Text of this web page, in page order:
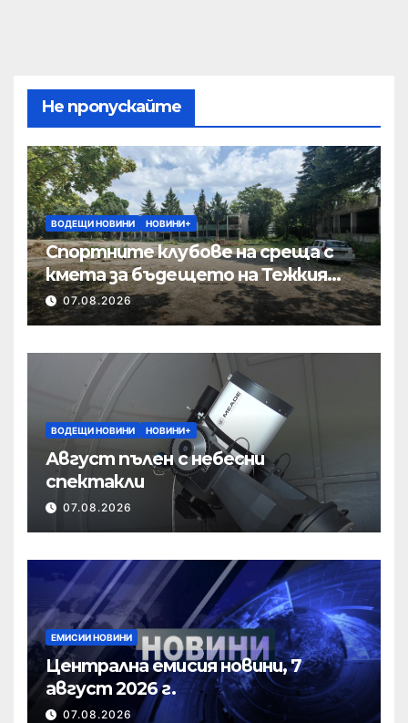
Не пропускайте
ВОДЕЩИ НОВИНИ НОВИНИ+
Спортните клубове на среща с
кмета за бъдещето на Тежкия
полк
07.08.2026
ВОДЕЩИ НОВИНИ НОВИНИ+
Август пълен с небесни
спектакли
07.08.2026
ЕМИСИИ НОВИНИ
Централна емисия новини, 7
август 2026 г.
07.08.2026